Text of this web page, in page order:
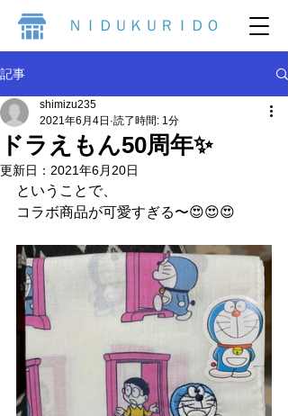
ＮＩＤＵＫＵＲＩＤＯ
記事
ドラえもん50周年✨
shimizu235
2021年6月4日 読了時間: 1分
更新日： 2021年6月20日
ということで、
コラボ商品が可愛すぎる〜😍😍😍